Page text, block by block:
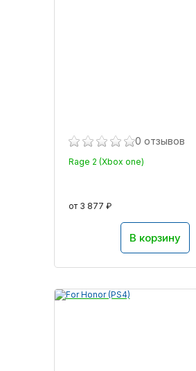
0 отзывов
Rage 2 (Xbox one)
от 3 877 ₽
В корзину